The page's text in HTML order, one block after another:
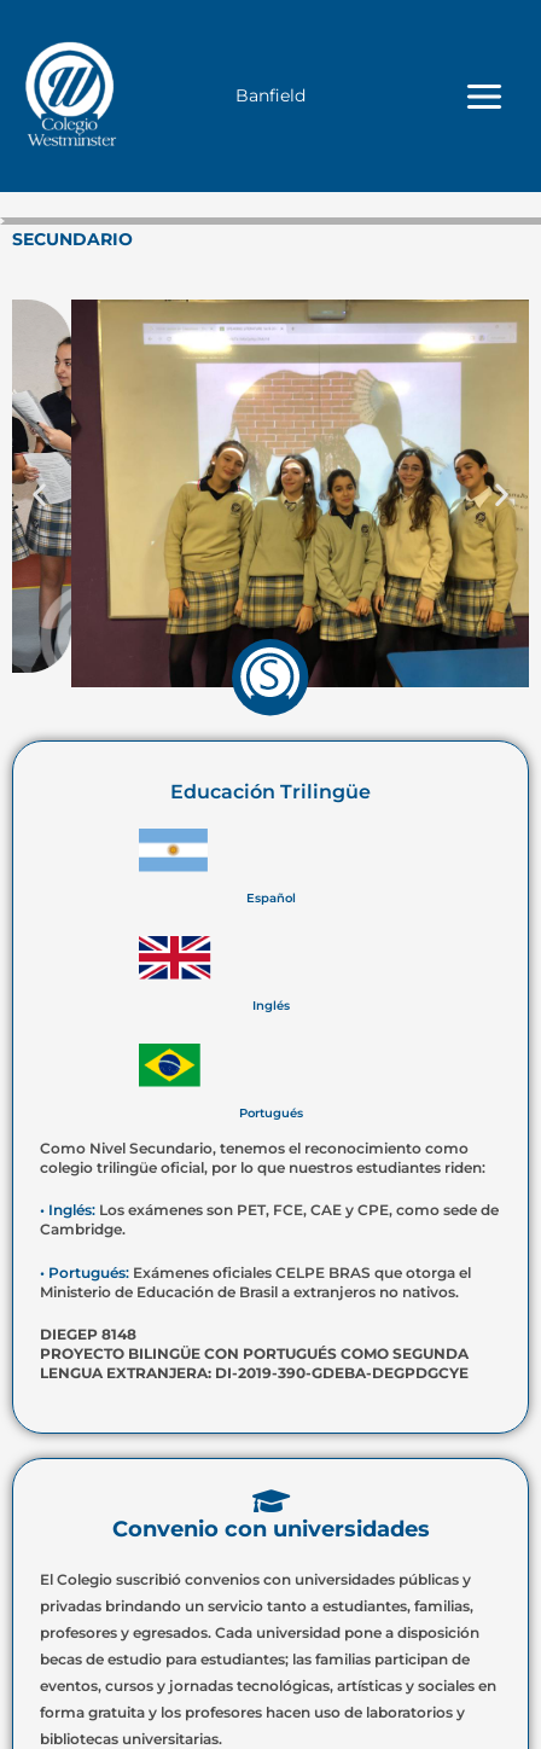
contenido
Banfield
SECUNDARIO
Educación Trilingüe
Español
Inglés
Portugués
Como Nivel Secundario, tenemos el reconocimiento como
colegio trilingüe oficial, por lo que nuestros estudiantes riden:
• Inglés: Los exámenes son PET, FCE, CAE y CPE, como sede de
Cambridge.
• Portugués: Exámenes oficiales CELPE BRAS que otorga el
Ministerio de Educación de Brasil a extranjeros no nativos.
DIEGEP 8148
PROYECTO BILINGÜE CON PORTUGUÉS COMO SEGUNDA
LENGUA EXTRANJERA: DI-2019-390-GDEBA-DEGPDGCYE
Convenio con universidades
El Colegio suscribió convenios con universidades públicas y
privadas brindando un servicio tanto a estudiantes, familias,
profesores y egresados. Cada universidad pone a disposición
becas de estudio para estudiantes; las familias participan de
eventos, cursos y jornadas tecnológicas, artísticas y sociales en
forma gratuita y los profesores hacen uso de laboratorios y
bibliotecas universitarias.